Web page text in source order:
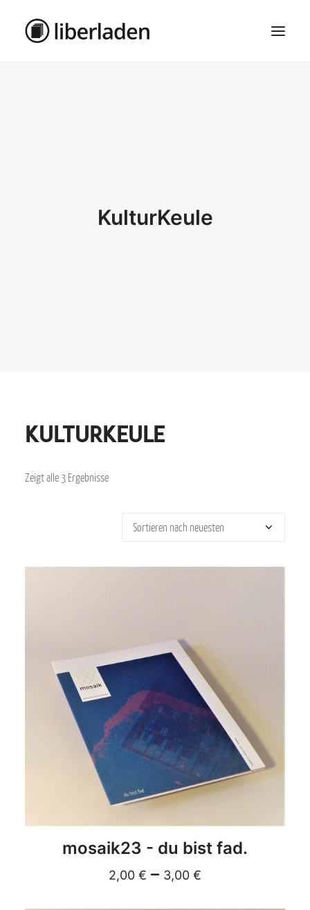
KulturKeule
KulturKeule
Zeigt alle 3 Ergebnisse
DETAILS
mosaik23 - du bist fad.
2,00 € – 3,00 €